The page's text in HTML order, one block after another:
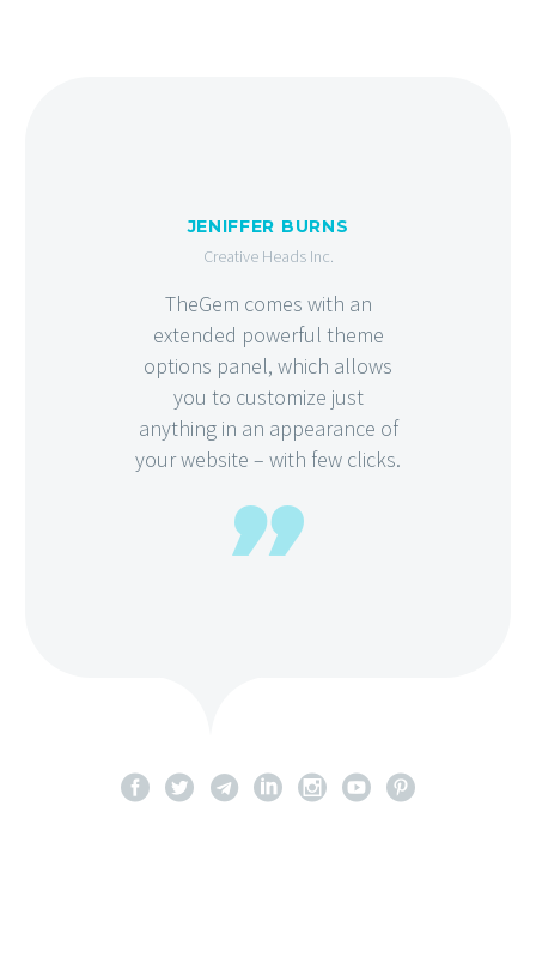
JENIFFER BURNS
Creative Heads Inc.
TheGem comes with an
extended powerful theme
options panel, which allows
you to customize just
anything in an appearance of
your website – with few clicks.